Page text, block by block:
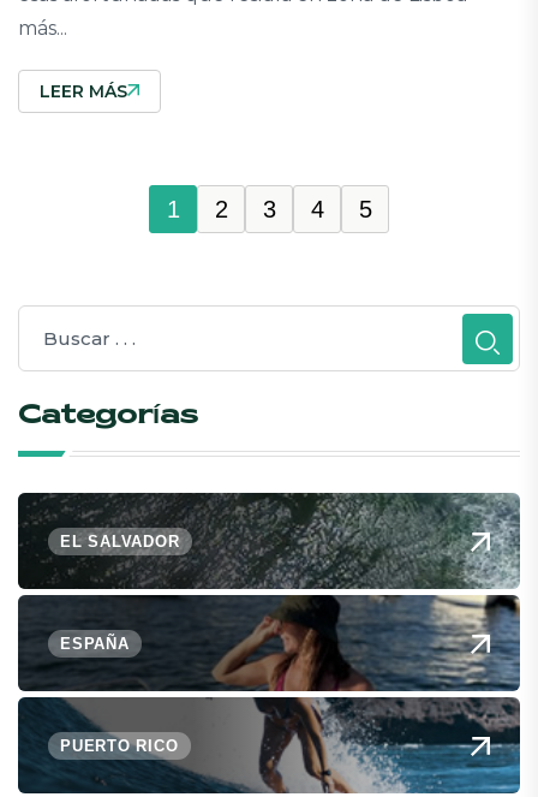
más...
LEER MÁS
1 2 3 4 5
Categorías
EL SALVADOR
ESPAÑA
PUERTO RICO